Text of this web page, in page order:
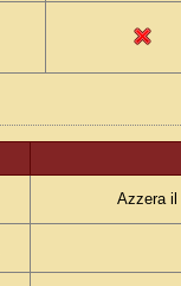
Azzera il